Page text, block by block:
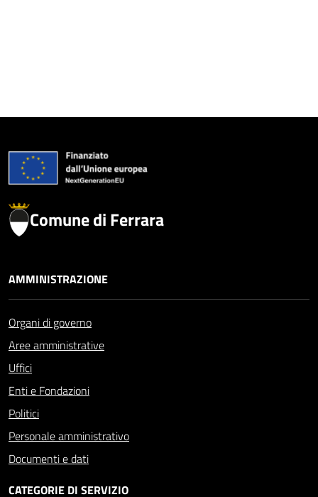
Comune di Ferrara
AMMINISTRAZIONE
Organi di governo
Aree amministrative
Uffici
Enti e Fondazioni
Politici
Personale amministrativo
Documenti e dati
CATEGORIE DI SERVIZIO